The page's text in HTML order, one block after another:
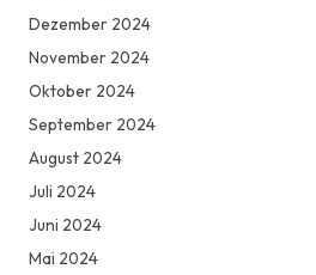
Dezember 2024
November 2024
Oktober 2024
September 2024
August 2024
Juli 2024
Juni 2024
Mai 2024